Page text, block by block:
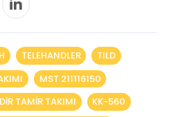
TELEHANDLER
TILD
MST 211116150
TAMIR TAKIMI
KK-560